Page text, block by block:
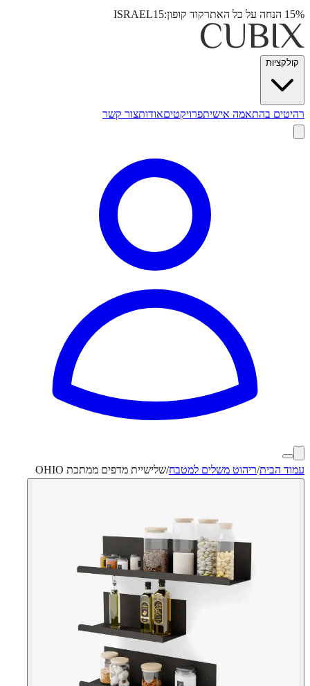
15% הנחה על כל האתר קוד קופון:ISRAEL15
קולקציות
רהיטים בהתאמה אישיתפרויקטיםאודותצור קשר
עמוד הבית/ריהוט משלים למטבח/שלישיית מדפים ממתכת OHIO